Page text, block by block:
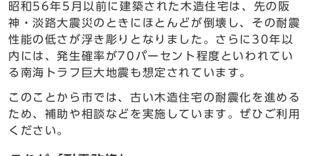
昭和56年5月以前に建築された木造住宅は、先の阪
神・淡路大震災のときにほとんどが倒壊し、その耐震
性能の低さが浮き彫りとなりました。さらに30年以
内には、発生確率が70パーセント程度といわれてい
る南海トラフ巨大地震も想定されています。
このことから市では、古い木造住宅の耐震化を進める
ため、補助や相談などを実施しています。ぜひご利用
ください。